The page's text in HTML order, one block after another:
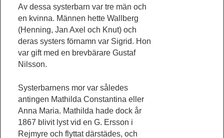
Av dessa systerbarn var tre män och
en kvinna. Männen hette Wallberg
(Henning, Jan Axel och Knut) och
deras systers förnamn var Sigrid. Hon
var gift med en brevbärare Gustaf
Nilsson.
Systerbarnens mor var således
antingen Mathilda Constantina eller
Anna Maria. Mathilda hade dock år
1867 blivit lyst vid en G. Ersson i
Rejmyre och flyttat därstädes, och